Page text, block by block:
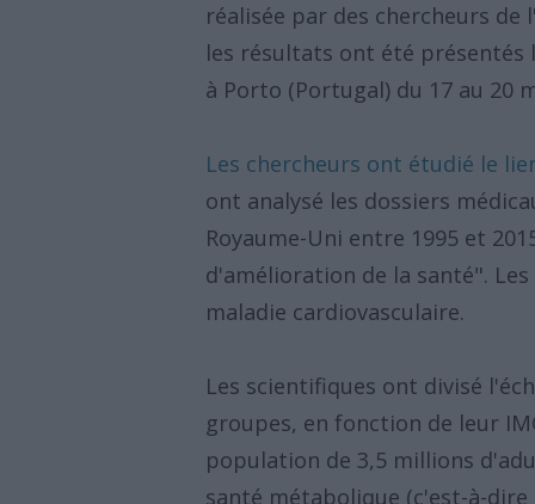
réalisée par des chercheurs
les résultats ont été présentés
à Porto (Portugal) du 17 au 20
Les chercheurs ont étudié le
ont analysé les dossiers
Royaume-Uni entre 1995 et
d'amélioration de la santé".
maladie cardiovasculaire.
Les scientifiques ont divisé
groupes, en fonction de leur
population de 3,5 millions
santé métabolique (c'est-à-